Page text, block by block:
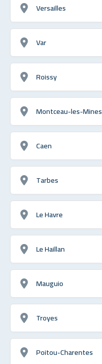
Versailles
Var
Roissy
Montceau-les-Mines
Caen
Tarbes
Le Havre
Le Haillan
Mauguio
Troyes
Poitou-Charentes